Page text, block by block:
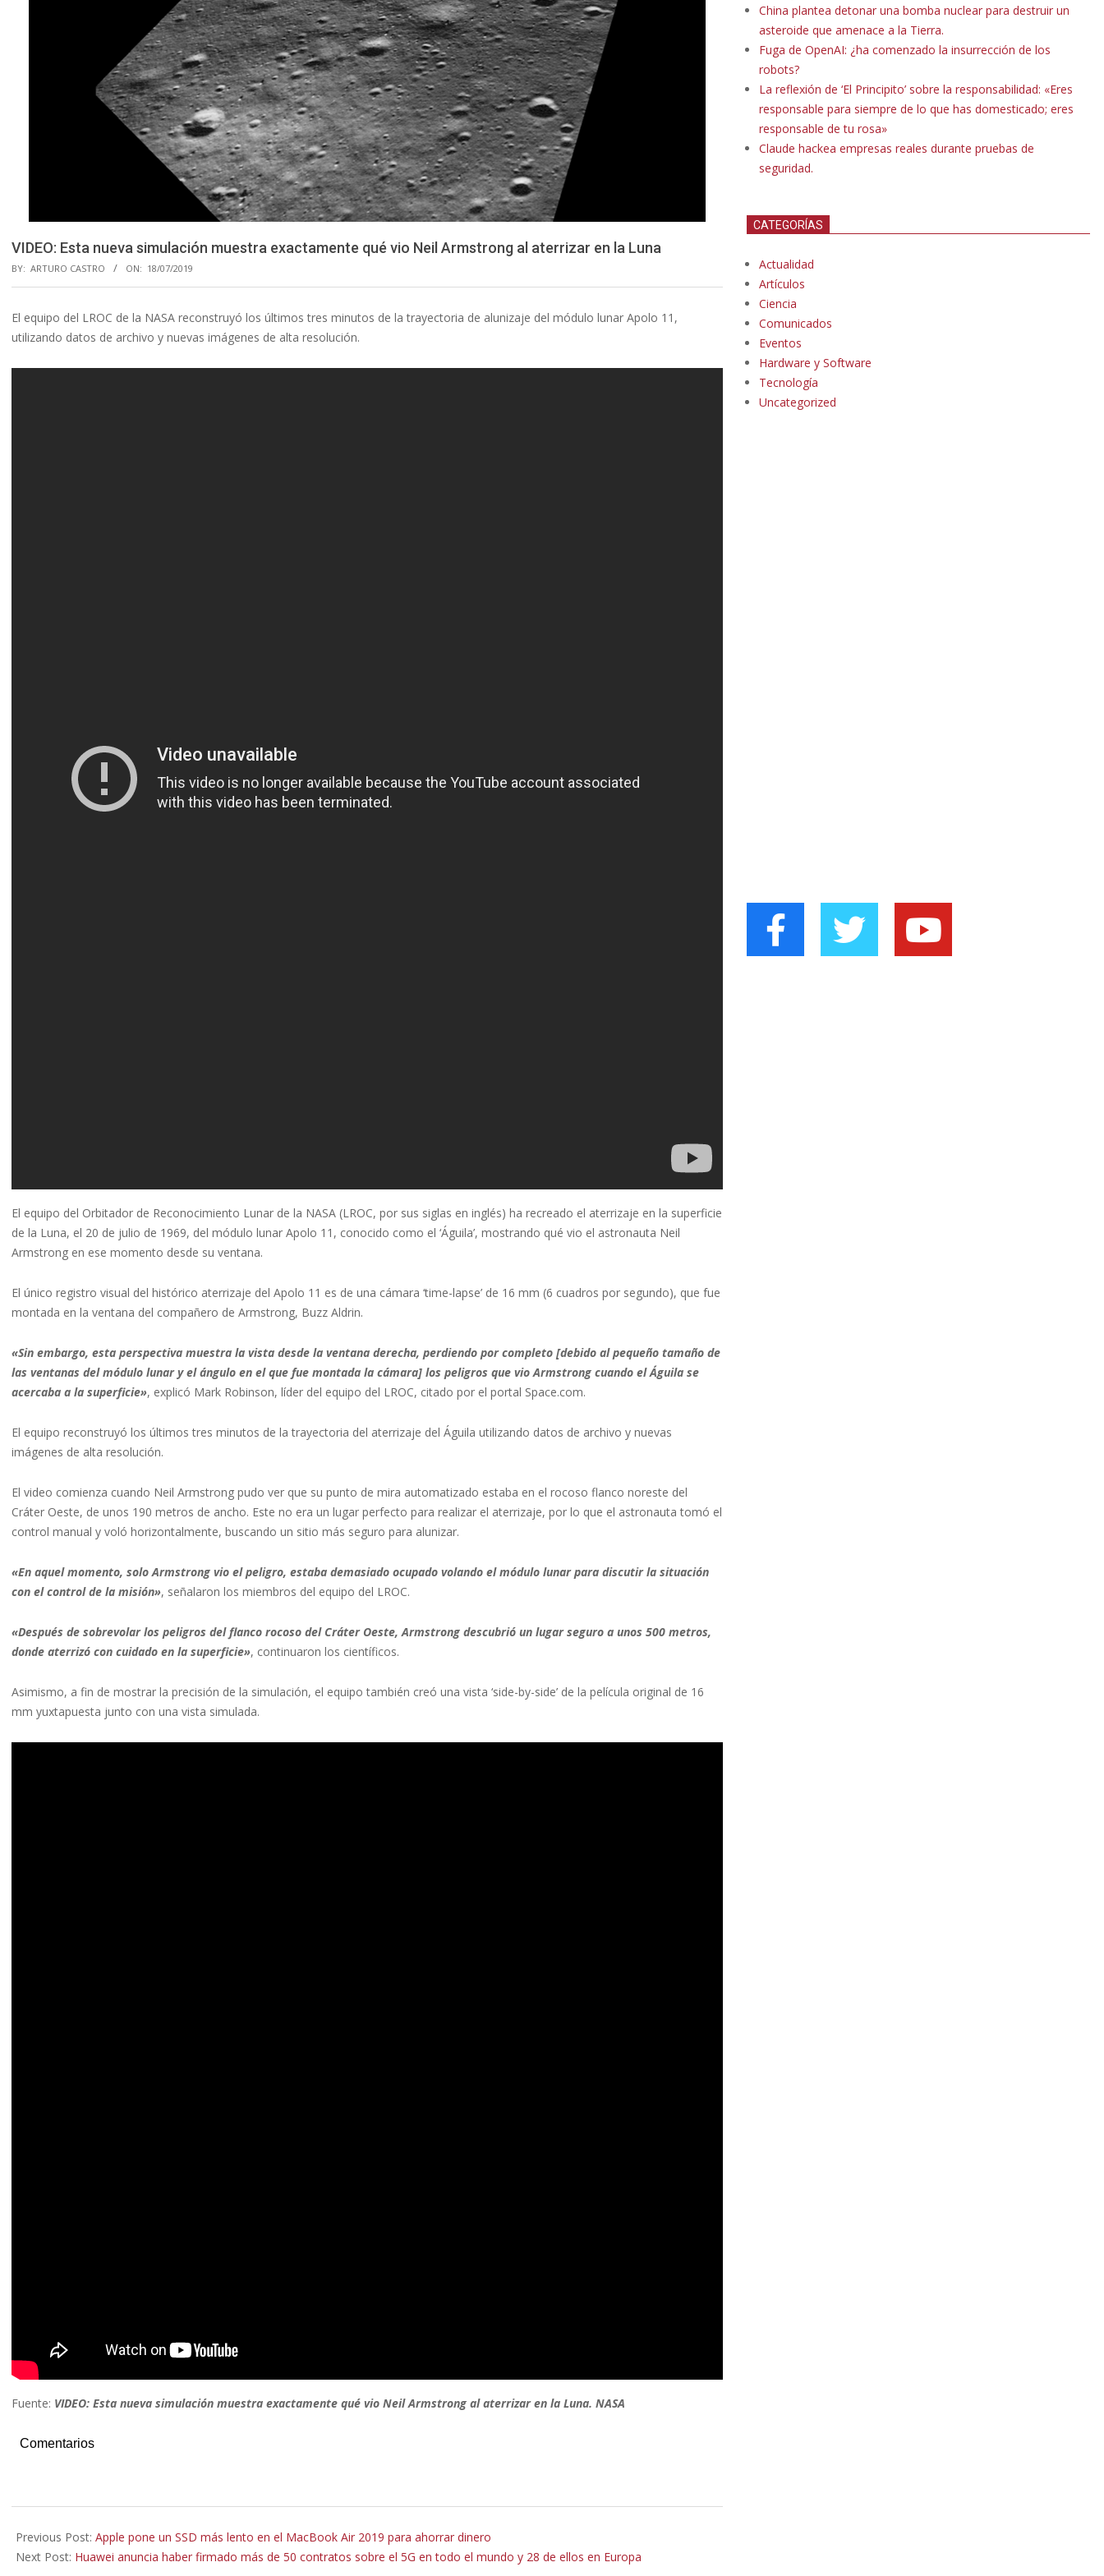
VIDEO: Esta nueva simulación muestra exactamente qué vio Neil Armstrong al aterrizar en la Luna
BY: ARTURO CASTRO ON: 18/07/2019
El equipo del LROC de la NASA reconstruyó los últimos tres minutos de la trayectoria de alunizaje del módulo lunar Apolo 11,
utilizando datos de archivo y nuevas imágenes de alta resolución.
El equipo del Orbitador de Reconocimiento Lunar de la NASA (LROC, por sus siglas en inglés) ha recreado el aterrizaje en la superficie
de la Luna, el 20 de julio de 1969, del módulo lunar Apolo 11, conocido como el ‘Águila’, mostrando qué vio el astronauta Neil
Armstrong en ese momento desde su ventana.
El único registro visual del histórico aterrizaje del Apolo 11 es de una cámara ‘time-lapse’ de 16 mm (6 cuadros por segundo), que fue
montada en la ventana del compañero de Armstrong, Buzz Aldrin.
«Sin embargo, esta perspectiva muestra la vista desde la ventana derecha, perdiendo por completo [debido al pequeño tamaño de
las ventanas del módulo lunar y el ángulo en el que fue montada la cámara] los peligros que vio Armstrong cuando el Águila se
acercaba a la superficie», explicó Mark Robinson, líder del equipo del LROC, citado por el portal Space.com.
El equipo reconstruyó los últimos tres minutos de la trayectoria del aterrizaje del Águila utilizando datos de archivo y nuevas
imágenes de alta resolución.
El video comienza cuando Neil Armstrong pudo ver que su punto de mira automatizado estaba en el rocoso flanco noreste del
Cráter Oeste, de unos 190 metros de ancho. Este no era un lugar perfecto para realizar el aterrizaje, por lo que el astronauta tomó el
control manual y voló horizontalmente, buscando un sitio más seguro para alunizar.
«En aquel momento, solo Armstrong vio el peligro, estaba demasiado ocupado volando el módulo lunar para discutir la situación
con el control de la misión», señalaron los miembros del equipo del LROC.
«Después de sobrevolar los peligros del flanco rocoso del Cráter Oeste, Armstrong descubrió un lugar seguro a unos 500 metros,
donde aterrizó con cuidado en la superficie», continuaron los científicos.
Asimismo, a fin de mostrar la precisión de la simulación, el equipo también creó una vista ‘side-by-side’ de la película original de 16
mm yuxtapuesta junto con una vista simulada.
Fuente: VIDEO: Esta nueva simulación muestra exactamente qué vio Neil Armstrong al aterrizar en la Luna. NASA
Comentarios
07-
18
Previous Post: Apple pone un SSD más lento en el MacBook Air 2019 para ahorrar dinero
Next Post: Huawei anuncia haber firmado más de 50 contratos sobre el 5G en todo el mundo y 28 de ellos en Europa
China plantea detonar una bomba nuclear para destruir un
asteroide que amenace a la Tierra.
Fuga de OpenAI: ¿ha comenzado la insurrección de los
robots?
La reflexión de ‘El Principito’ sobre la responsabilidad: «Eres
responsable para siempre de lo que has domesticado; eres
responsable de tu rosa»
Claude hackea empresas reales durante pruebas de
seguridad.
CATEGORÍAS
Actualidad
Artículos
Ciencia
Comunicados
Eventos
Hardware y Software
Tecnología
Uncategorized